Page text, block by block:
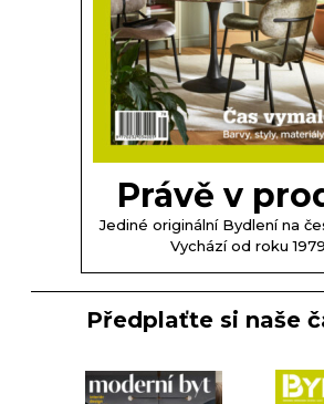
Právě v
Jediné originální Bydlení na
Vychází od roku 1979
Předplaťte si naše